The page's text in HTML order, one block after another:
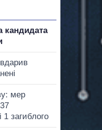
кандидата
мер
1 загиблого